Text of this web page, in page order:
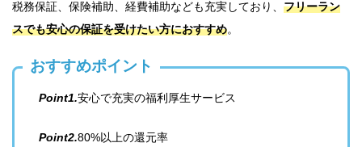
税務保証、保険補助、経費補助なども充実しており、 フリーラン
スでも安心の保証を受けたい方におすすめ。
おすすめポイント
Point1.安心で充実の福利厚生サービス
Point2.80%以上の還元率